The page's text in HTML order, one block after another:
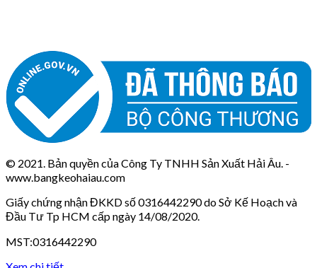
© 2021. Bản quyền của Công Ty TNHH Sản Xuất Hải Âu. -
www.bangkeohaiau.com
Giấy chứng nhận ĐKKD số 0316442290 do Sở Kế Hoạch và
Đầu Tư Tp HCM cấp ngày 14/08/2020.
MST:0316442290